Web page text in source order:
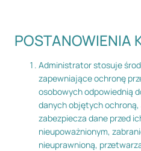
POSTANOWIENIA
Administrator stosuje
zapewniające ochronę
osobowych odpowiednią
danych objętych ochroną,
zabezpiecza dane przed
nieupoważnionym,
nieuprawnioną,